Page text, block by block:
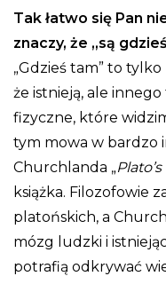
Tak łatwo się Pan
znaczy, że „są
„Gdzieś tam” to
że istnieją, ale
fizyczne, które
tym mowa w bardzo
Churchlanda „
książka. Filozofowie
platońskich, a
mózg ludzki i
potrafią odkrywać